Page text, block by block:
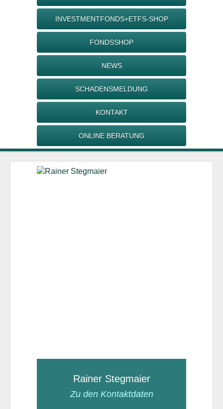
INVESTMENTFONDS+ETFS-SHOP
FONDSSHOP
NEWS
SCHADENSMELDUNG
KONTAKT
ONLINE BERATUNG
Rainer Stegmaier
Zu den Kontaktdaten